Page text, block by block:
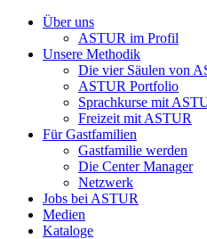
Über uns
ASTUR im Profil
Unsere Methodik
Die vier Säulen von
ASTUR Portfolio
Sprachkurse mit
Freizeit mit ASTUR
Für Gastfamilien
Gastfamilie werden
Die Center Manager
Netzwerk
Jobs bei ASTUR
Medien
Kataloge